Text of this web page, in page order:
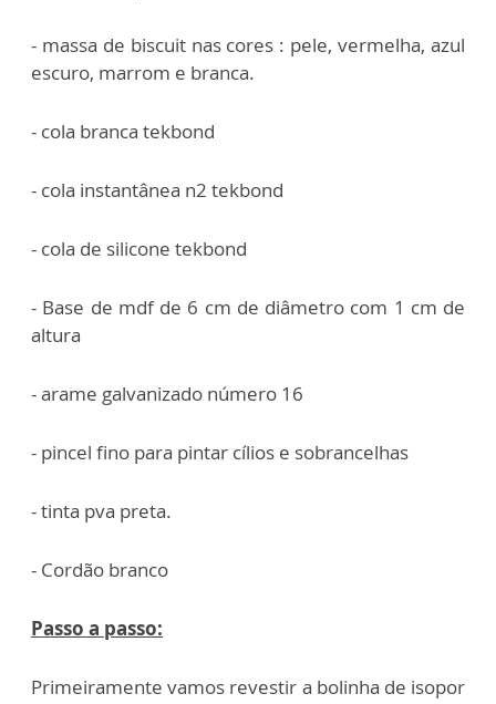
- massa de biscuit nas cores : pele, vermelha, azul
escuro, marrom e branca.
- cola branca tekbond
- cola instantânea n2 tekbond
- cola de silicone tekbond
- Base de mdf de 6 cm de diâmetro com 1 cm de
altura
- arame galvanizado número 16
- pincel fino para pintar cílios e sobrancelhas
- tinta pva preta.
- Cordão branco
Passo a passo:
Primeiramente vamos revestir a bolinha de isopor